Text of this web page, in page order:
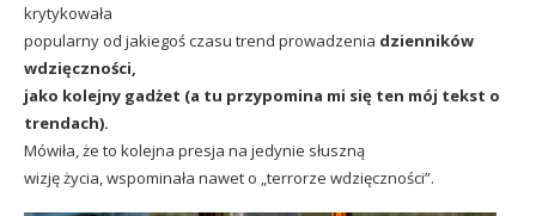
krytykowała
popularny od jakiegoś czasu trend prowadzenia dzienników
wdzięczności,
jako kolejny gadżet (a tu przypomina mi się ten mój tekst o
trendach).
Mówiła, że to kolejna presja na jedynie słuszną
wizję życia, wspominała nawet o „terrorze wdzięczności”.